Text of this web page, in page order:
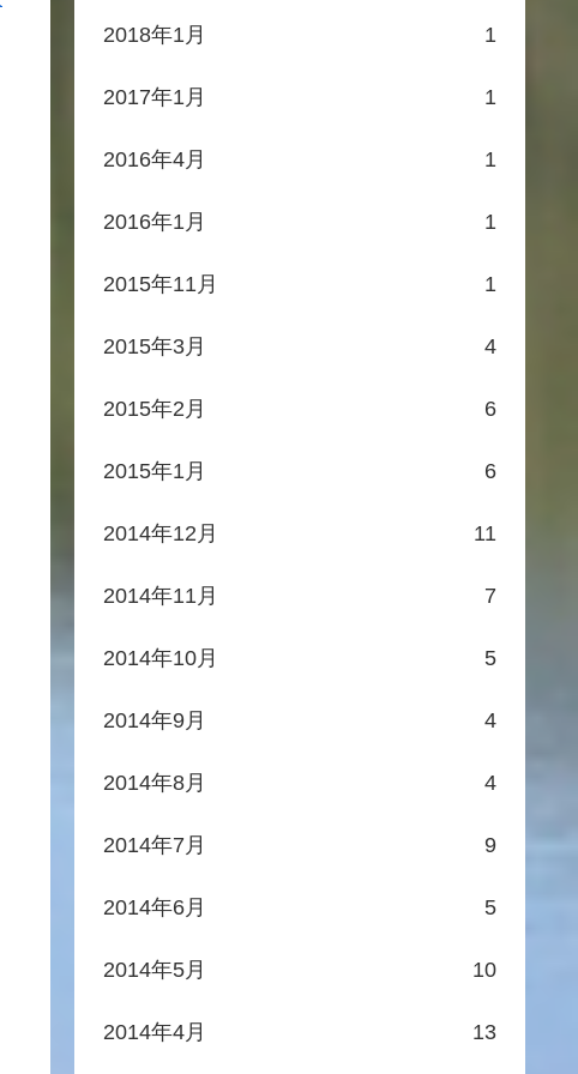
2018年1月 1
2017年1月 1
2016年4月 1
2016年1月 1
2015年11月 1
2015年3月 4
2015年2月 6
2015年1月 6
2014年12月 11
2014年11月 7
2014年10月 5
2014年9月 4
2014年8月 4
2014年7月 9
2014年6月 5
2014年5月 10
2014年4月 13